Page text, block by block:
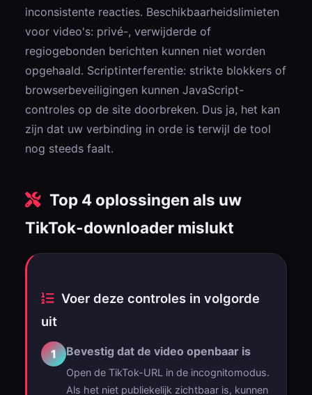
inconsistente reacties. Beschikbaarheidslimieten
voor video's: privé-, verwijderde of
regiogebonden berichten kunnen niet worden
opgehaald. Scriptinterferentie: strikte blokkers of
browserbeveiligingen kunnen JavaScript-
controles op de site doorbreken. Dus ja, het kan
zijn dat uw verbinding in orde is terwijl de tool
nog steeds faalt.
Top 4 oplossingen als uw
TikTok-downloader mislukt
Voer deze controles in volgorde
uit
1 Bevestig dat de video openbaar is
Open de TikTok-URL in de incognitomodus.
Als het niet publiekelijk zichtbaar is, kunnen